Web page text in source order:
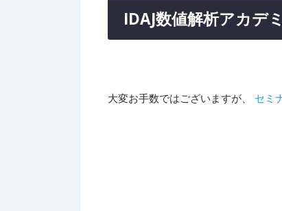
IDAJ数値解析アカデ
大変お手数ではございますが、 セミ